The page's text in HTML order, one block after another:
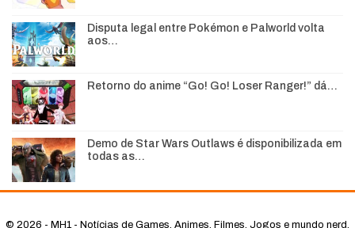
Disputa legal entre Pokémon e Palworld volta
aos…
Retorno do anime “Go! Go! Loser Ranger!” dá…
Demo de Star Wars Outlaws é disponibilizada em
todas as…
© 2026 - MH1 - Notícias de Games, Animes, Filmes, Jogos e mundo nerd.